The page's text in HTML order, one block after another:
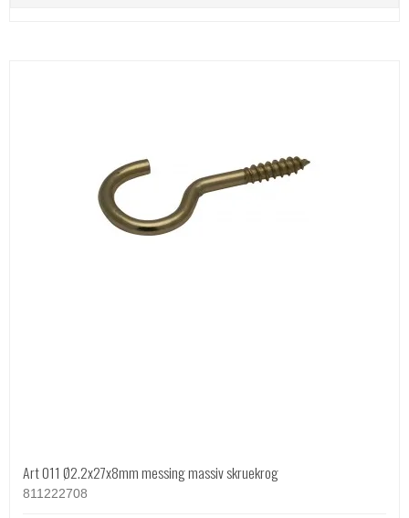
Art 011 Ø2.2x27x8mm messing massiv skruekrog
811222708